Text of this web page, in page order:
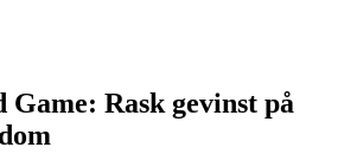
Game: Rask gevinst på